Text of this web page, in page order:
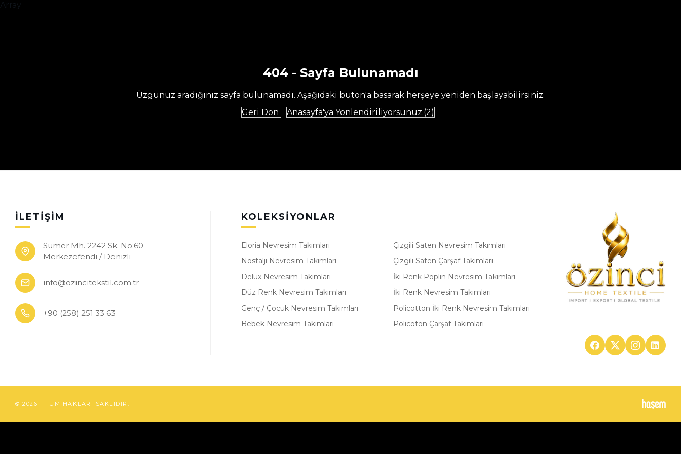
Array
404 - Sayfa Bulunamadı
Üzgünüz aradığınız sayfa bulunamadı. Aşağıdaki buton'a basarak herşeye yeniden başlayabilirsiniz.
Geri Dön
Anasayfa'ya Yönlendiriliyorsunuz.(2)
İLETIŞIM
Sümer Mh. 2242 Sk. No:60
Merkezefendi / Denizli
info@ozincitekstil.com.tr
+90 (258) 251 33 63
KOLEKSIYONLAR
Eloria Nevresim Takımları
Nostalji Nevresim Takımları
Delux Nevresim Takımları
Düz Renk Nevresim Takımları
Genç / Çocuk Nevresim Takımları
Bebek Nevresim Takımları
Çizgili Saten Nevresim Takımları
Çizgili Saten Çarşaf Takımları
İki Renk Poplin Nevresim Takımları
İki Renk Nevresim Takımları
Policotton İki Renk Nevresim Takımları
Policoton Çarşaf Takımları
© 2026 - TÜM HAKLARI SAKLIDIR.